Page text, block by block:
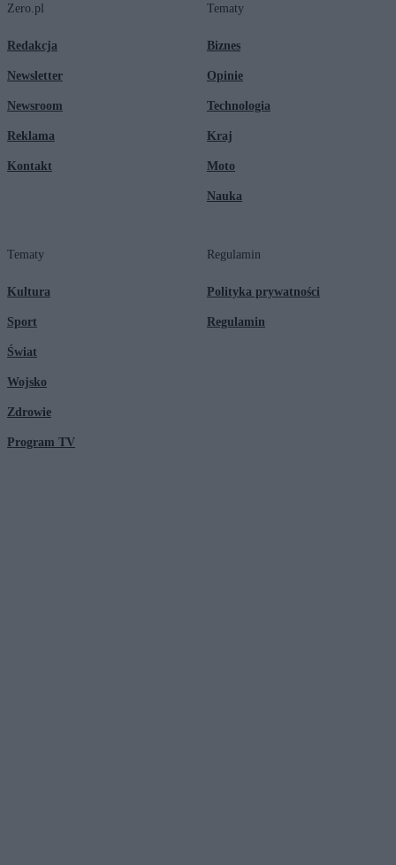
Zero.pl
Redakcja
Newsletter
Newsroom
Reklama
Kontakt
Tematy
Biznes
Opinie
Technologia
Kraj
Moto
Nauka
Tematy
Kultura
Sport
Świat
Wojsko
Zdrowie
Program TV
Regulamin
Polityka prywatności
Regulamin